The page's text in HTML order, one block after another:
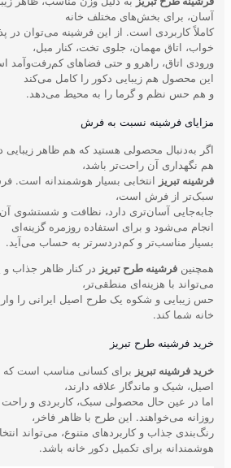
آسان، برای بخش‌های مختلف خانه
کاملاً کاربردی است. از این فرشینه می‌توان در
خواب، اتاق مهمان، جلوی تخت، کنار مبل،
ورودی اتاق، راهرو و حتی فضاهای کم‌رفت‌وآمد
این محصول هم زیبایی دکور را کامل می‌کند
و هم حس نظم و گرما را به محیط می‌دهد.
مزایای فرشینه نسبت به فرش
اگر به‌دنبال محصولی هستید که هم ظاهر زیبایی
هم نگهداری آن راحت‌تر باشد،
فرشینه تبریز انتخابی بسیار هوشمندانه است.
سبک‌تر از فرش است،
جابه‌جایی آسان‌تری دارد، نظافت و شستشوی
انجام می‌شود و برای استفاده روزمره گزینه‌ای
بسیار مناسب‌تر و کم‌دردسرتر به حساب می‌آید.
همچنین فرشینه طرح تبریز در کنار ظاهر جذاب و
می‌تواند با هزینه‌ای منطقی‌تر،
حس زیبایی و شکوه یک طرح اصیل ایرانی را
خانه شما کند.
خرید فرشینه طرح تبریز
خرید فرشینه تبریز برای کسانی مناسب است که
اصیل، شیک و ماندگار علاقه دارند،
اما در عین حال محصولی سبک، کاربردی و راحت
روزانه می‌خواهند. این طرح با ظاهر فاخر،
رنگ‌بندی جذاب و کاربردهای متنوع، می‌تواند
هوشمندانه برای تکمیل دکور خانه باشد.